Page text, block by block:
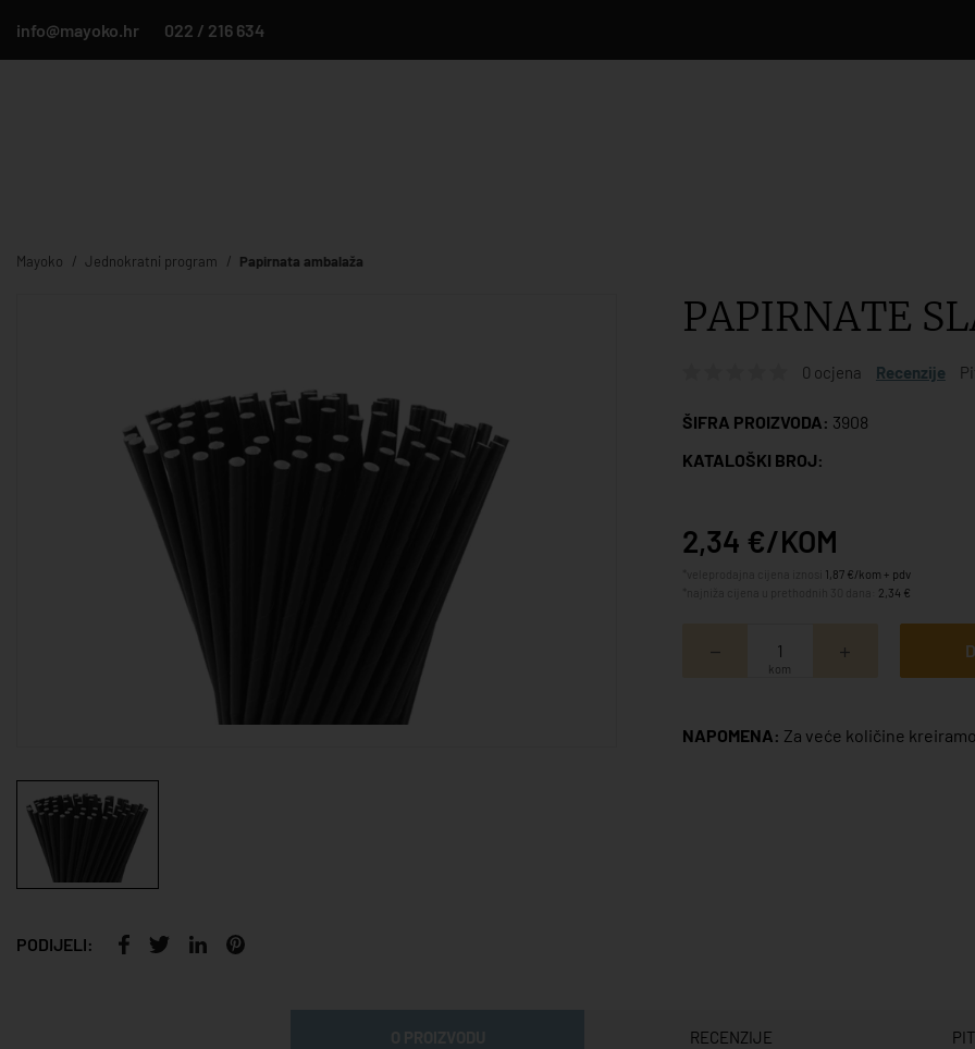
info@mayoko.hr 022 / 216 634
Mayoko Jednokratni program Papirnata ambalaža
PODIJELI:
PAPIRNATE
0 ocjena Recenzije
ŠIFRA PROIZVODA: 3908
KATALOŠKI BROJ:
2,34 €/KOM
1,87 €/kom + pdv
2,34 €
kom
NAPOMENA: Za veće količine
RECENZIJE